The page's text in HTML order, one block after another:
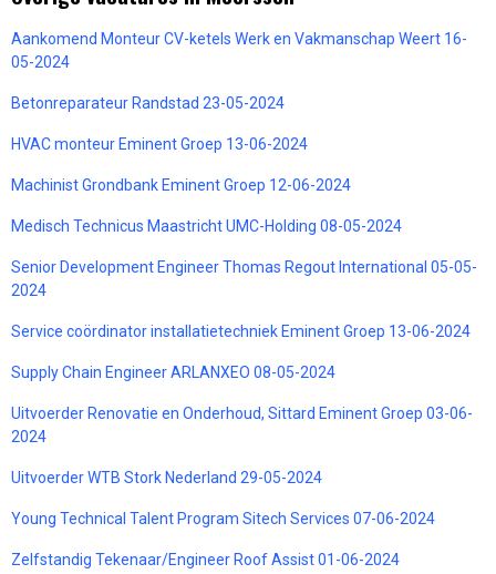
Aankomend Monteur CV-ketels Werk en Vakmanschap Weert 16-
05-2024
Betonreparateur Randstad 23-05-2024
HVAC monteur Eminent Groep 13-06-2024
Machinist Grondbank Eminent Groep 12-06-2024
Medisch Technicus Maastricht UMC-Holding 08-05-2024
Senior Development Engineer Thomas Regout International 05-05-
2024
Service coördinator installatietechniek Eminent Groep 13-06-2024
Supply Chain Engineer ARLANXEO 08-05-2024
Uitvoerder Renovatie en Onderhoud, Sittard Eminent Groep 03-06-
2024
Uitvoerder WTB Stork Nederland 29-05-2024
Young Technical Talent Program Sitech Services 07-06-2024
Zelfstandig Tekenaar/Engineer Roof Assist 01-06-2024